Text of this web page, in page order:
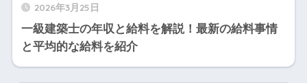
2026年3月25日
一級建築士の年収と給料を解説！最新の給料事情
と平均的な給料を紹介